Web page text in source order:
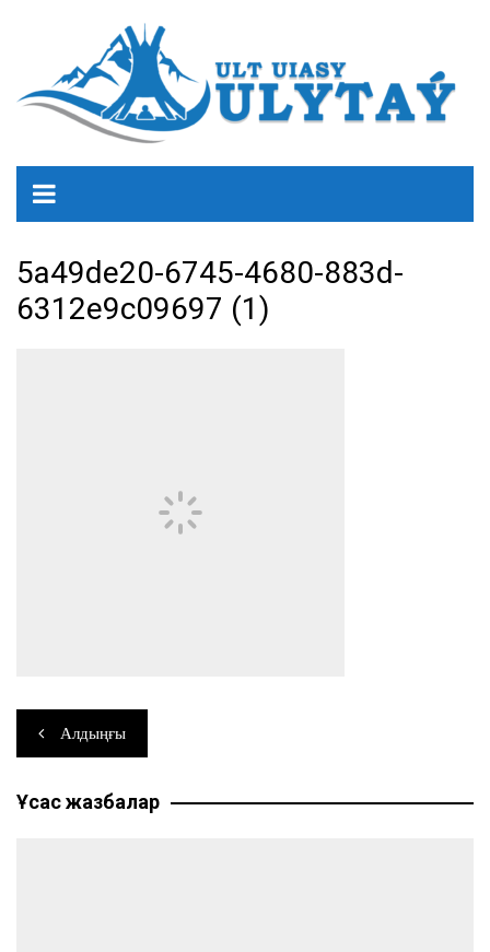
5a49de20-6745-4680-883d-
6312e9c09697 (1)
Навигация
по
записям
Алдыңғы
Ұқсас жазбалар